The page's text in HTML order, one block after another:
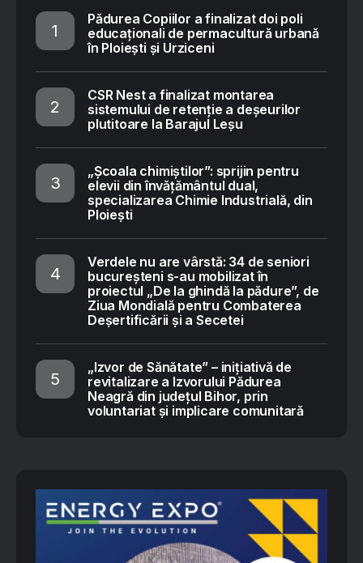
Pădurea Copiilor a finalizat doi poli
educaționali de permacultură urbană
în Ploiești și Urziceni
CSR Nest a finalizat montarea
sistemului de retenție a deșeurilor
plutitoare la Barajul Leșu
„Școala chimiștilor”: sprijin pentru
elevii din învățământul dual,
specializarea Chimie Industrială, din
Ploiești
Verdele nu are vârstă: 34 de seniori
bucureșteni s-au mobilizat în
proiectul „De la ghindă la pădure”, de
Ziua Mondială pentru Combaterea
Deșertificării și a Secetei
„Izvor de Sănătate” – inițiativă de
revitalizare a Izvorului Pădurea
Neagră din județul Bihor, prin
voluntariat și implicare comunitară